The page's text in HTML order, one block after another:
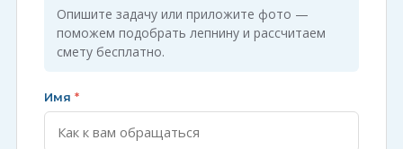
Опишите задачу или приложите фото —
поможем подобрать лепнину и рассчитаем
смету бесплатно.
Имя *